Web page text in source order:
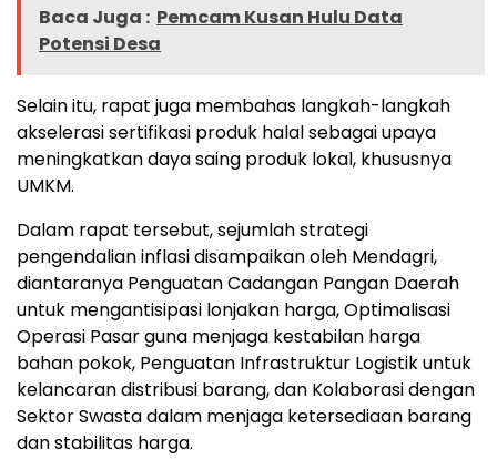
Baca Juga : Pemcam Kusan Hulu Data
Potensi Desa
Selain itu, rapat juga membahas langkah-langkah
akselerasi sertifikasi produk halal sebagai upaya
meningkatkan daya saing produk lokal, khususnya
UMKM.
Dalam rapat tersebut, sejumlah strategi
pengendalian inflasi disampaikan oleh Mendagri,
diantaranya Penguatan Cadangan Pangan Daerah
untuk mengantisipasi lonjakan harga, Optimalisasi
Operasi Pasar guna menjaga kestabilan harga
bahan pokok, Penguatan Infrastruktur Logistik untuk
kelancaran distribusi barang, dan Kolaborasi dengan
Sektor Swasta dalam menjaga ketersediaan barang
dan stabilitas harga.